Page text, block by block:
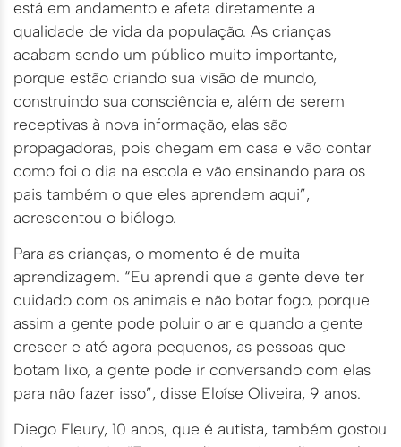
está em andamento e afeta diretamente a
qualidade de vida da população. As crianças
acabam sendo um público muito importante,
porque estão criando sua visão de mundo,
construindo sua consciência e, além de serem
receptivas à nova informação, elas são
propagadoras, pois chegam em casa e vão contar
como foi o dia na escola e vão ensinando para os
pais também o que eles aprendem aqui”,
acrescentou o biólogo.
Para as crianças, o momento é de muita
aprendizagem. “Eu aprendi que a gente deve ter
cuidado com os animais e não botar fogo, porque
assim a gente pode poluir o ar e quando a gente
crescer e até agora pequenos, as pessoas que
botam lixo, a gente pode ir conversando com elas
para não fazer isso”, disse Eloíse Oliveira, 9 anos.
Diego Fleury, 10 anos, que é autista, também gostou